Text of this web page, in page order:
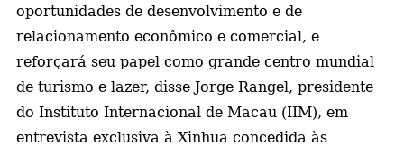
oportunidades de desenvolvimento e de
relacionamento econômico e comercial, e
reforçará seu papel como grande centro mundial
de turismo e lazer, disse Jorge Rangel, presidente
do Instituto Internacional de Macau (IIM), em
entrevista exclusiva à Xinhua concedida às